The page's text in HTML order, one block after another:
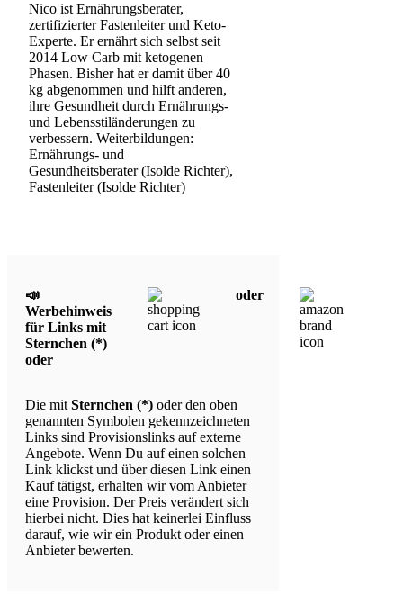
Nico ist Ernährungsberater,
zertifizierter Fastenleiter und Keto-
Experte. Er ernährt sich selbst seit
2014 Low Carb mit ketogenen
Phasen. Bisher hat er damit über 40
kg abgenommen und hilft anderen,
ihre Gesundheit durch Ernährungs-
und Lebensstiländerungen zu
verbessern. Weiterbildungen:
Ernährungs- und
Gesundheitsberater (Isolde Richter),
Fastenleiter (Isolde Richter)
📣
Werbehinweis
für Links mit
Sternchen (*)
oder
oder
Die mit Sternchen (*) oder den oben
genannten Symbolen gekennzeichneten
Links sind Provisionslinks auf externe
Angebote. Wenn Du auf einen solchen
Link klickst und über diesen Link einen
Kauf tätigst, erhalten wir vom Anbieter
eine Provision. Der Preis verändert sich
hierbei nicht. Dies hat keinerlei Einfluss
darauf, wie wir ein Produkt oder einen
Anbieter bewerten.